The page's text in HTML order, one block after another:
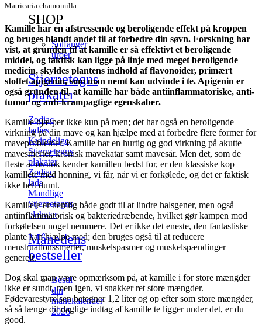
SHOP
Solfanger
uroer
Stjernetegns
plakater
Zodiac
ladies
Kvindelige
Stjernetegns
plakater
Zodiac
lads
Mandlige
Stjernetegns
plakater
Månedens
bestseller
Bestil
din
månekalender
2026
Matricaria chamomilla
Kamille har en afstressende og beroligende effekt på kroppen
og bruges blandt andet til at forbedre din søvn. Forskning har
vist, at grunden til at kamille er så effektivt et beroligende
middel, og faktisk kan ligge på linje med meget beroligende
medicin, skyldes plantens indhold af flavonoider, primært
stoffet apigenin, som man nemt kan udvinde i te. Apigenin er
også grunden til, at kamille har både antiinflammatoriske, anti-
tumor og anti-krampagtige egenskaber.
Kamille hjælper ikke kun på roen; det har også en beroligende
virkning på din mave og kan hjælpe med at forbedre flere former for
maveproblemer. Kamille har en hurtig og god virkning på akutte
mavesmerter, kronisk mavekatar samt mavesår. Men det, som de
fleste af os nok kender kamillen bedst for, er den klassiske kop
kamillete med honning, vi får, når vi er forkølede, og det er faktisk
ikke helt dumt.
Kamillete er nemlig både godt til at lindre halsgener, men også
antiinflammatorisk og bakteriedræbende, hvilket gør kampen mod
forkølelsen noget nemmere. Det er ikke det eneste, den fantastiske
plante kan hjælpe med; den bruges også til at reducere
menstruationssmerter, muskelspasmer og muskelspændinger
generelt.
Dog skal man være opmærksom på, at kamille i for store mængder
ikke er sundt, men igen, vi snakker ret store mængder.
Fødevarestyrelsen betegner 1,2 liter og op efter som store mængder,
så så længe dit daglige indtag af kamille te ligger under det, er du
good.